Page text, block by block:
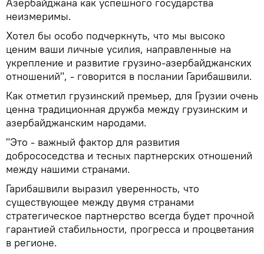
неизмеримы.
Хотел бы особо подчеркнуть, что мы высоко
ценим ваши личные усилия, направленные на
укрепление и развитие грузино-азербайджанских
отношений", - говорится в послании Гарибашвили.
Как отметил грузинский премьер, для Грузии очень
ценна традиционная дружба между грузинским и
азербайджанским народами.
"Это - важный фактор для развития
добрососедства и тесных партнерских отношений
между нашими странами.
Гарибашвили выразил уверенность, что
существующее между двумя странами
стратегическое партнерство всегда будет прочной
гарантией стабильности, прогресса и процветания
в регионе.